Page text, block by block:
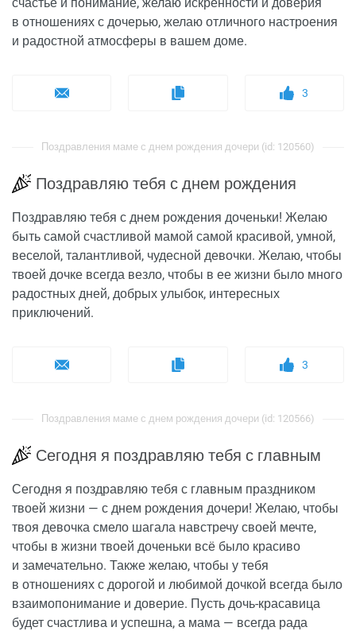
в отношениях с дочерью, желаю отличного настроения
и радостной атмосферы в вашем доме.
3
Поздравления маме с днем рождения дочери (id: 120560)
Поздравляю тебя с днем рождения
Поздравляю тебя с днем рождения доченьки! Желаю
быть самой счастливой мамой самой красивой, умной,
веселой, талантливой, чудесной девочки. Желаю, чтобы
твоей дочке всегда везло, чтобы в ее жизни было много
радостных дней, добрых улыбок, интересных
приключений.
3
Поздравления маме с днем рождения дочери (id: 120566)
Сегодня я поздравляю тебя с главным
Сегодня я поздравляю тебя с главным праздником
твоей жизни — с днем рождения дочери! Желаю, чтобы
твоя девочка смело шагала навстречу своей мечте,
чтобы в жизни твоей доченьки всё было красиво
и замечательно. Также желаю, чтобы у тебя
в отношениях с дорогой и любимой дочкой всегда было
взаимопонимание и доверие. Пусть дочь-красавица
будет счастлива и успешна, а мама — всегда рада